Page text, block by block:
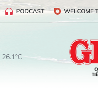
PODCAST WELCOME